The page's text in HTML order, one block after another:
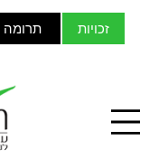
תרומה זכויות